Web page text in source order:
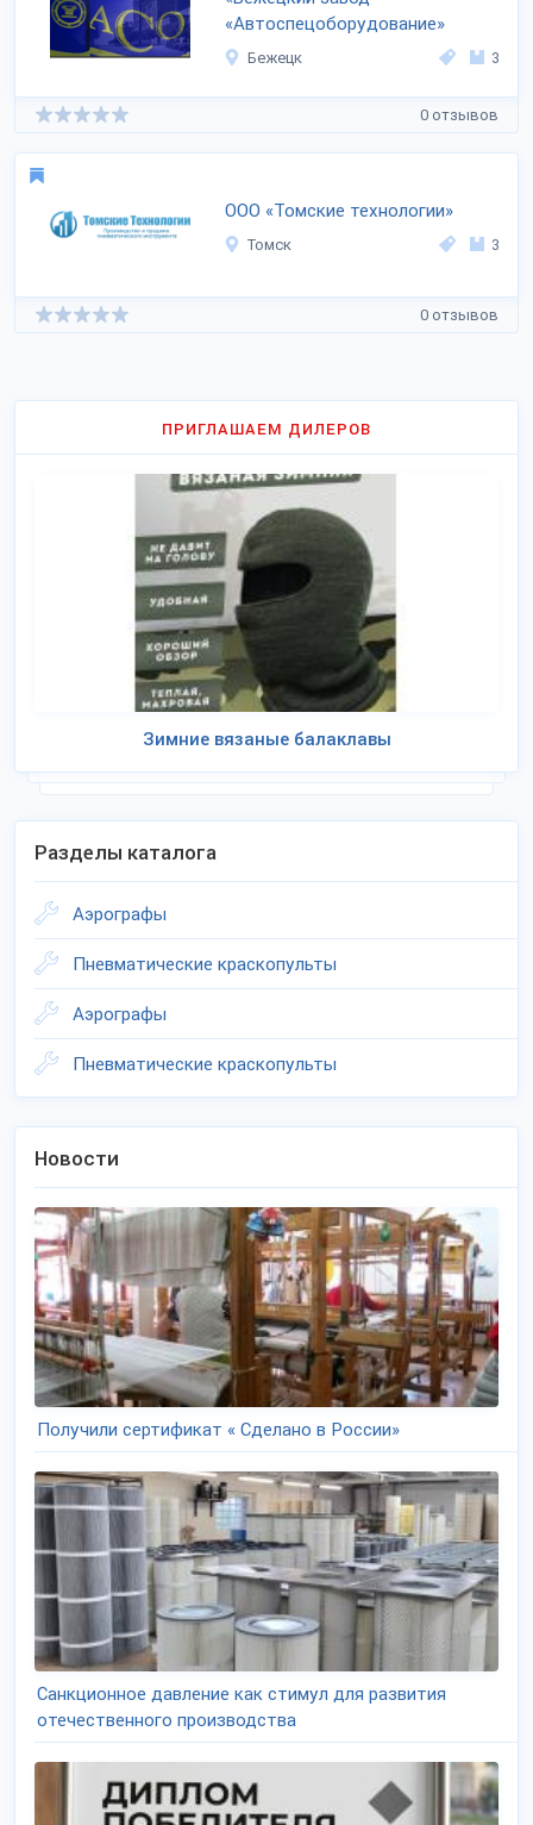
«Автоспецоборудование»
Бежецк 3
0 отзывов
ООО «Томские технологии»
Томск 3
0 отзывов
ПРИГЛАШАЕМ ДИЛЕРОВ
Зимние вязаные балаклавы
Разделы каталога
Аэрографы
Пневматические краскопульты
Аэрографы
Пневматические краскопульты
Новости
Получили сертификат « Сделано в России»
Санкционное давление как стимул для развития
отечественного производства